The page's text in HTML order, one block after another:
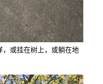
或挂在树上，或躺在地